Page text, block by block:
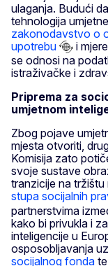
ulaganja. Budući
tehnologija
zakonodavstvo o
upotrebu
i
se odnosi na
istraživačke i
Priprema za
umjetnom
Zbog pojave
mjesta otvoriti,
Komisija zato
svoje sustave
tranzicije na tržištu
stupa socijalnih
partnerstvima
kako bi privukla i
inteligencije u
osposobljavanja
socijalnog fonda